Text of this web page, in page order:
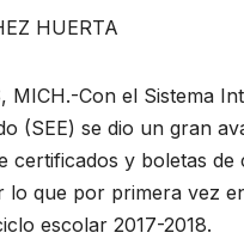
HUERTA
MICH.-Con el Sistema
(SEE) se dio un gran
certificados y boletas
lo que por primera vez
escolar 2017-2018.